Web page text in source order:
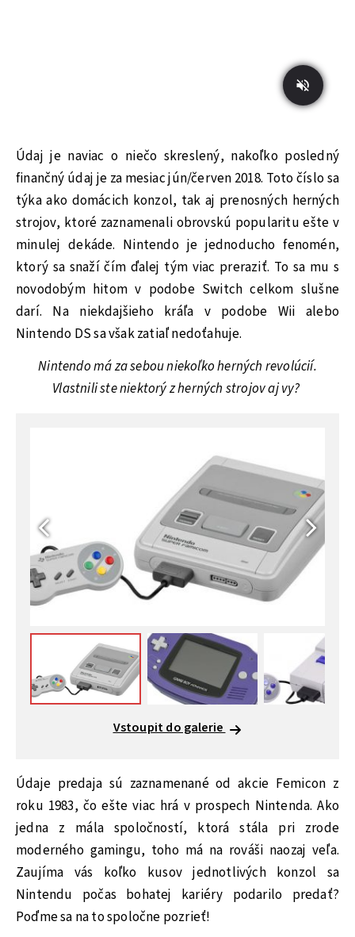
Údaj je naviac o niečo skreslený, nakoľko posledný
finančný údaj je za mesiac jún/červen 2018. Toto číslo sa
týka ako domácich konzol, tak aj prenosných herných
strojov, ktoré zaznamenali obrovskú popularitu ešte v
minulej dekáde. Nintendo je jednoducho fenomén,
ktorý sa snaží čím ďalej tým viac preraziť. To sa mu s
novodobým hitom v podobe Switch celkom slušne
darí. Na niekdajšieho kráľa v podobe Wii alebo
Nintendo DS sa však zatiaľ nedoťahuje.
Nintendo má za sebou niekoľko herných revolúcií.
Vlastnili ste niektorý z herných strojov aj vy?
Vstoupit do galerie
Údaje predaja sú zaznamenané od akcie Femicon z
roku 1983, čo ešte viac hrá v prospech Nintenda. Ako
jedna z mála spoločností, ktorá stála pri zrode
moderného gamingu, toho má na rováši naozaj veľa.
Zaujíma vás koľko kusov jednotlivých konzol sa
Nintendu počas bohatej kariéry podarilo predať?
Poďme sa na to spoločne pozrieť!